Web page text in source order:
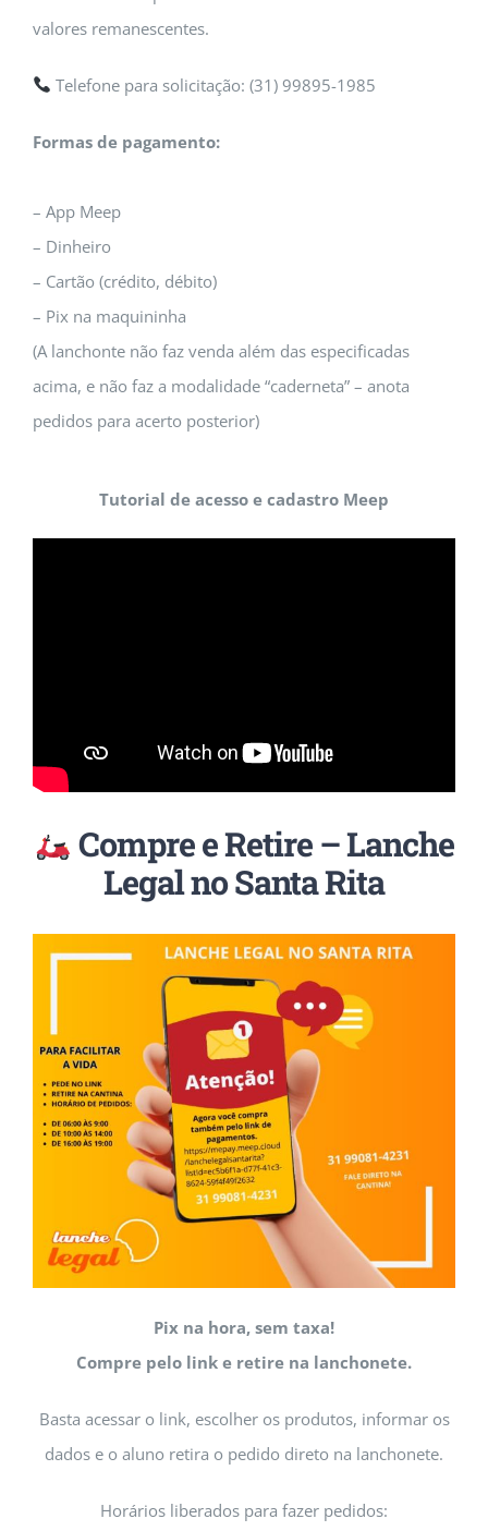
valores remanescentes.
Telefone para solicitação: (31) 99895-1985
Formas de pagamento:
– App Meep
– Dinheiro
– Cartão (crédito, débito)
– Pix na maquininha
(A lanchonte não faz venda além das especificadas
acima, e não faz a modalidade “caderneta” – anota
pedidos para acerto posterior)
Tutorial de acesso e cadastro Meep
Compre e Retire – Lanche
Legal no Santa Rita
Pix na hora, sem taxa!
Compre pelo link e retire na lanchonete.
Basta acessar o link, escolher os produtos, informar os
dados e o aluno retira o pedido direto na lanchonete.
Horários liberados para fazer pedidos: